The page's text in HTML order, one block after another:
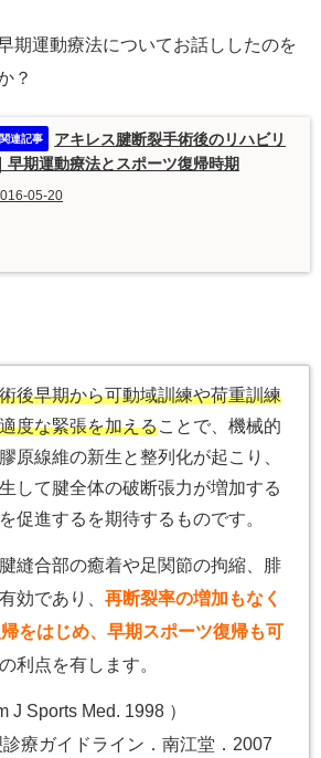
期運動療法についてお話ししたのを
？
アキレス腱断裂手術後のリハビリ
｜早期運動療法とスポーツ復帰時期
05-20
後早期から可動域訓練や荷重訓練
度な緊張を加えることで、機械的
原線維の新生と整列化が起こり、
して腱全体の破断張力が増加する
促進するを期待するものです。
縫合部の癒着や足関節の拘縮、腓
効であり、再断裂率の増加もなく
をはじめ、早期スポーツ復帰も可
利点を有します。
J Sports Med. 1998 ）
診療ガイドライン．南江堂．2007